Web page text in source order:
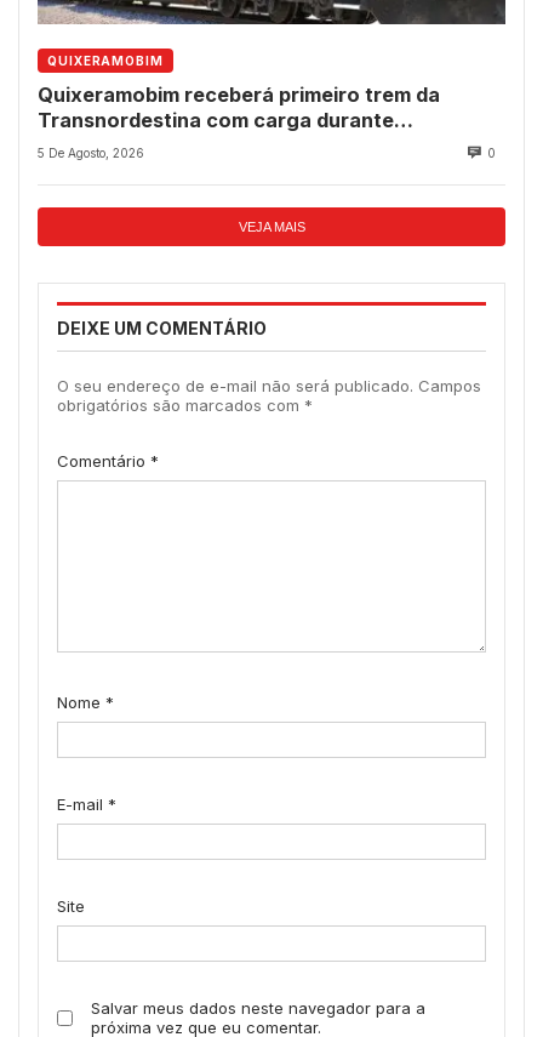
QUIXERAMOBIM
Quixeramobim receberá primeiro trem da
Transnordestina com carga durante
programação de aniversário do município
5 De Agosto, 2026 0
VEJA MAIS
DEIXE UM COMENTÁRIO
O seu endereço de e-mail não será publicado. Campos
obrigatórios são marcados com *
Comentário *
Nome *
E-mail *
Site
Salvar meus dados neste navegador para a
próxima vez que eu comentar.